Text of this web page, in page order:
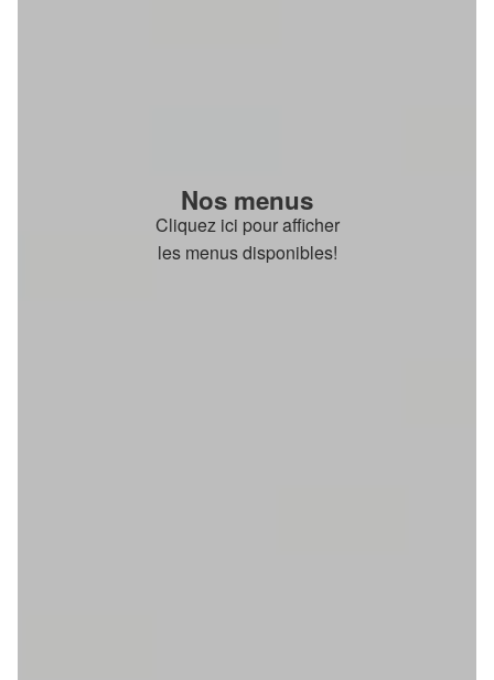
Nos menus
Cliquez ici pour afficher
les menus disponibles!